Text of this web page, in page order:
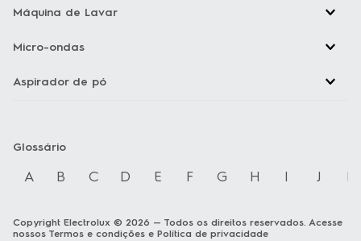
Máquina de Lavar
Micro-ondas
Aspirador de pó
Glossário
A B C D E F G H I J K
Copyright Electrolux © 2026 — Todos os direitos reservados. Acesse
nossos Termos e condições e Política de privacidade